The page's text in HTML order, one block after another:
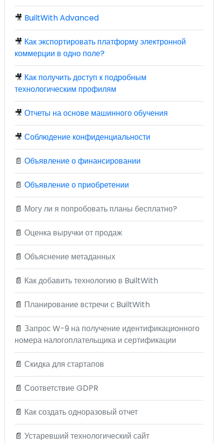
🎥 BuiltWith Advanced
🎥 Как экспортировать платформу электронной
коммерции в одно поле?
🎥 Как получить доступ к подробным
технологическим профилям
🎥 Отчеты на основе машинного обучения
🎥 Соблюдение конфиденциальности
📄 Объявление о финансировании
📄 Объявление о приобретении
📄 Могу ли я попробовать планы бесплатно?
📄 Оценка выручки от продаж
📄 Объяснение метаданных
📄 Как добавить технологию в BuiltWith
📄 Планирование встречи с BuiltWith
📄 Запрос W-9 на получение идентификационного
номера налогоплательщика и сертификации
📄 Скидка для стартапов
📄 Соответствие GDPR
📄 Как создать одноразовый отчет
📄 Устаревший технологический сайт